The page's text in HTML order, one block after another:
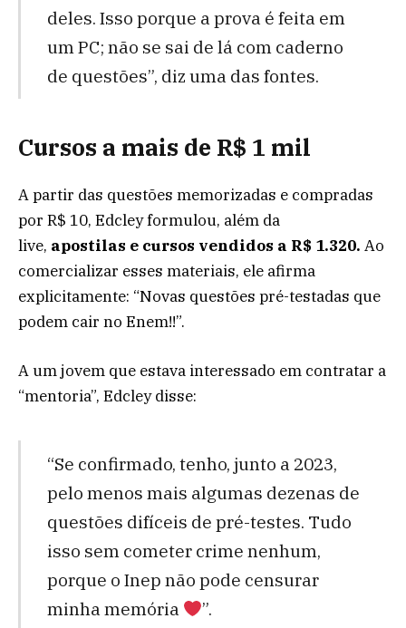
deles. Isso porque a prova é feita em
um PC; não se sai de lá com caderno
de questões”, diz uma das fontes.
Cursos a mais de R$ 1 mil
A partir das questões memorizadas e compradas
por R$ 10, Edcley formulou, além da
live, apostilas e cursos vendidos a R$ 1.320. Ao
comercializar esses materiais, ele afirma
explicitamente: “Novas questões pré-testadas que
podem cair no Enem!!”.
A um jovem que estava interessado em contratar a
“mentoria”, Edcley disse:
“Se confirmado, tenho, junto a 2023,
pelo menos mais algumas dezenas de
questões difíceis de pré-testes. Tudo
isso sem cometer crime nenhum,
porque o Inep não pode censurar
minha memória
”.